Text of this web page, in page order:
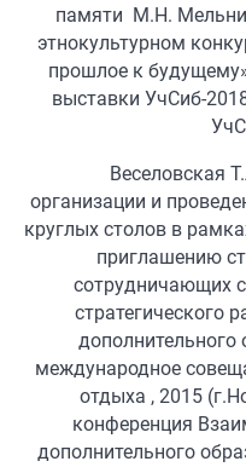
памяти М.Н.
этнокультурном
прошлое к
выставки УчСиб-
Веселовская
организации и
круглых столов в
приглашению
сотрудничающих
стратегического
дополнительного
международное
отдыха , 2015
конференция
дополнительного